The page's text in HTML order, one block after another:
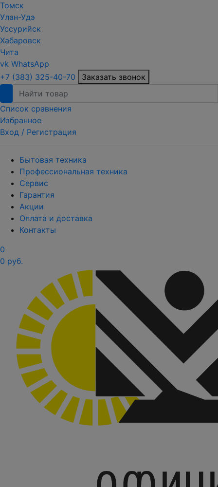
Томск
Улан-Удэ
Уссурийск
Хабаровск
Чита
vk WhatsApp
+7 (383) 325-40-70
Заказать звонок
Список сравнения
Избранное
Вход / Регистрация
Бытовая техника
Профессиональная техника
Сервис
Гарантия
Акции
Оплата и доставка
Контакты
0
0 руб.